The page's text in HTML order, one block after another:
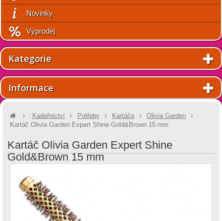
Novinky
Výprodej
Kategorie
Informace
Kadeřnictví Potřeby Kartáče
Olivia Garden
Kartáč Olivia Garden Expert Shine Gold&Brown 15 mm
Kartáč Olivia Garden Expert Shine
Gold&Brown 15 mm